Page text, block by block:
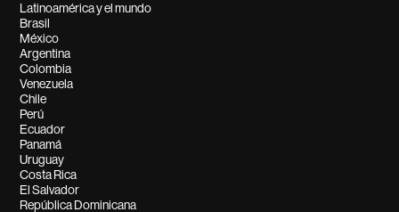
Latinoamérica y el mundo
Brasil
México
Argentina
Colombia
Venezuela
Chile
Perú
Ecuador
Panamá
Uruguay
Costa Rica
El Salvador
República Dominicana